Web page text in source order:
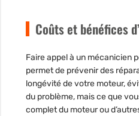
Coûts et bénéfices
Faire appel à un mécanicien
permet de prévenir des
longévité de votre moteur,
du problème, mais ce que
complet du moteur ou